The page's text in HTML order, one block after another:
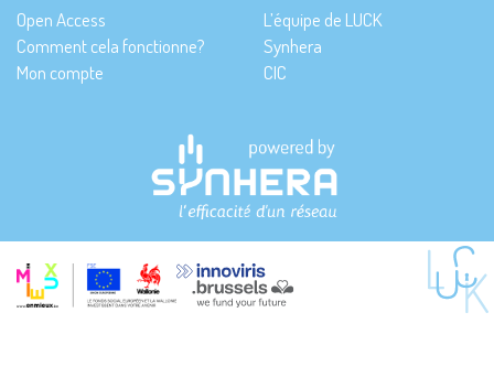
Open Access
Comment cela fonctionne?
Mon compte
L’équipe de LUCK
Synhera
CIC